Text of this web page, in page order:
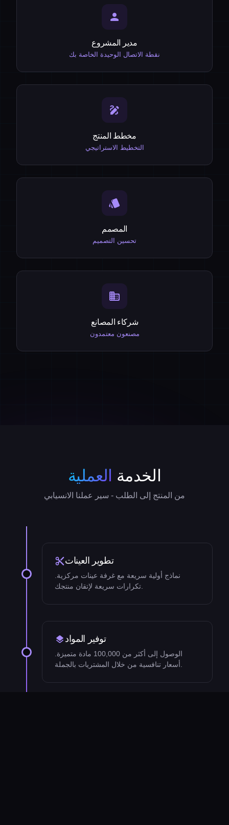
person
مدير المشروع
نقطة الاتصال الوحيدة الخاصة بك
draw
مخطط المنتج
التخطيط الاستراتيجي
style
المصمم
تحسين التصميم
business
شركاء المصانع
مصنعون معتمدون
الخدمة العملية
من المنتج إلى الطلب - سير عملنا الانسيابي
content_cutتطوير العينات
نماذج أولية سريعة مع غرفة عينات مركزية.
تكرارات سريعة لإتقان منتجك.
layers توفير المواد
الوصول إلى أكثر من 100,000 مادة متميزة.
أسعار تنافسية من خلال المشتريات بالجملة.